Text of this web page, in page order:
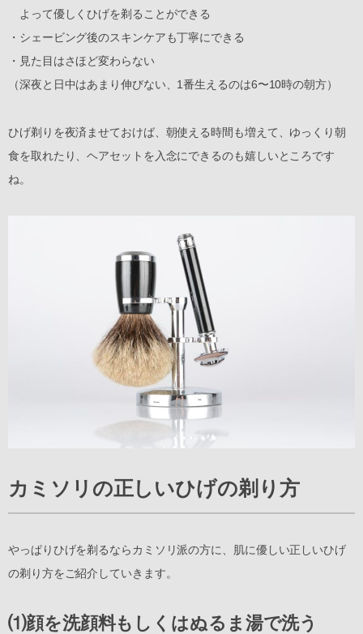
よって優しくひげを剃ることができる
・シェービング後のスキンケアも丁寧にできる
・見た目はさほど変わらない
（深夜と日中はあまり伸びない、1番生えるのは6〜10時の朝方）
ひげ剃りを夜済ませておけば、朝使える時間も増えて、ゆっくり朝
食を取れたり、ヘアセットを入念にできるのも嬉しいところです
ね。
カミソリの正しいひげの剃り方
やっぱりひげを剃るならカミソリ派の方に、肌に優しい正しいひげ
の剃り方をご紹介していきます。
⑴顔を洗顔料もしくはぬるま湯で洗う